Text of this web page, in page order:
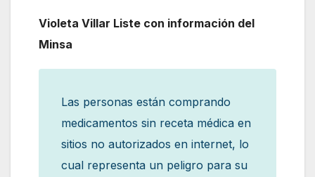
Violeta Villar Liste con información del
Minsa
Las personas están comprando
medicamentos sin receta médica en
sitios no autorizados en internet, lo
cual representa un peligro para su